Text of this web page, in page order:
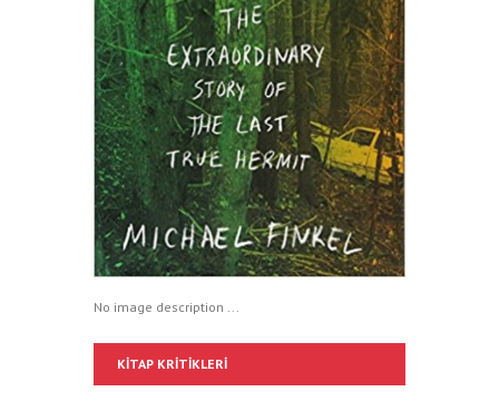
No image description ...
KITAP KRITIKLERI